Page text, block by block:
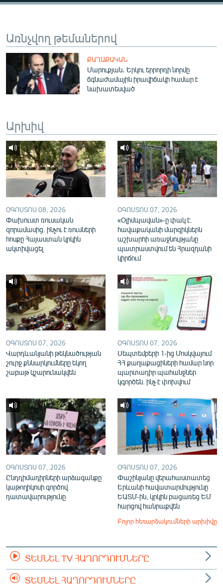
ՏԵՍԱՆՅՈՒԹԵՐ
ԲԱՆԱՎԵՃ
ՁԳՏԵԼՈՎ ԼԱՎԱԳՈՒՅՆԻՆ
Հայերեն
English
Русский
ՀԵՏԵՎԵՔ ՄԵԶ
«Ազատության» բոլոր կայքերը
Առնչվող թեմաներով
ՔԱՂԱՔԱԿԱՆ
Մարուքյան․ Երկու երրորդի նորմը
ճգնաժամային իրավիճակի համար է
նախատեսված
Արխիվ
ՕԳՈՍՏՈՍ 08, 2026
Փախուստ ռուսական
զորամասից. ինչու է ռուսների
հոսքը Հայաստան կրկին
ակտիվացել
ՕԳՈՍՏՈՍ 07, 2026
«Օլիմպավան»-ը փակ է.
հավաքականի մարզիկներն
աշխարհի առաջնությանը
պատրաստվում են Հրազդանի
կիրճում
ՕԳՈՍՏՈՍ 07, 2026
Վարդևանյանի թեկնածության
շուրջ քննարկումները եկող
շաբաթ կշարունակվեն
ՕԳՈՍՏՈՍ 07, 2026
Սեպտեմբերի 1-ից Մոսկվայում
ՀՀ քաղաքացիների համար նոր
պարտադիր պահանջներ
կգործեն. ինչ է փոխվում
ՕԳՈՍՏՈՍ 07, 2026
Ընդդիմադիրների արձագանքը
կաթողիկոսի գործով
դատավարությունը
ՕԳՈՍՏՈՍ 07, 2026
Փաշինյանը վերահաստատեց
Երևանի հավատարմությունը
ԵԱՏՄ-ին, կրկին բացառեց ԵՄ
հարցով հանրաքվեն
Բոլոր հեռարձակումների արխիվը
ՏԵՍՆԵԼ TV ՀԱՂՈՐԴՈՒՄՆԵՐԸ
ՏԵՍՆԵԼ ՀԱՂՈՐԴՈՒՄՆԵՐԸ